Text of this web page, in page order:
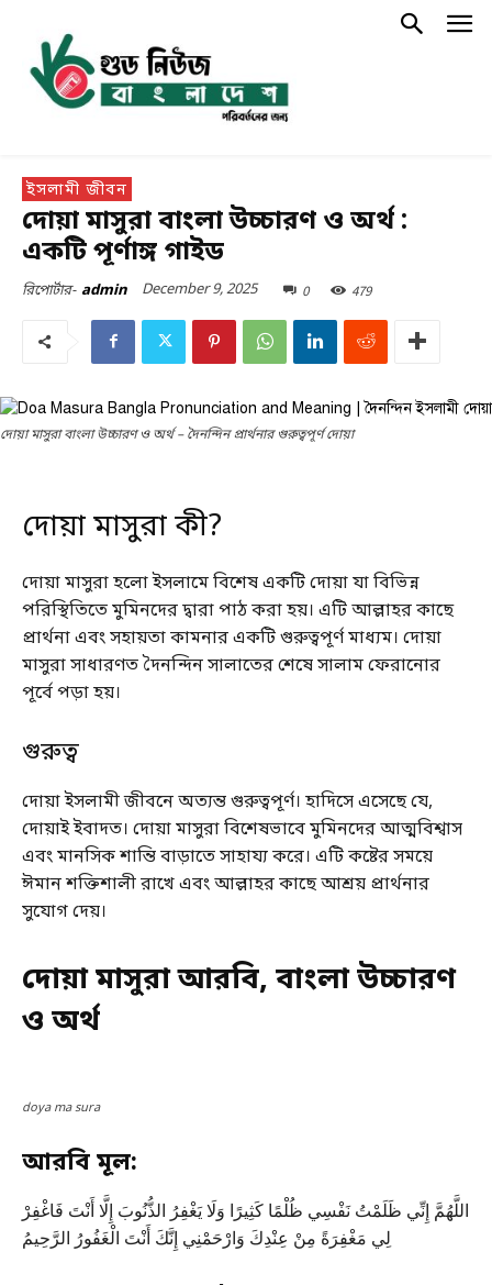
ইসলামী জীবন
দোয়া মাসুরা বাংলা উচ্চারণ ও অর্থ :
একটি পূর্ণাঙ্গ গাইড
রিপোর্টার- admin December 9, 2025 0 479
দোয়া মাসুরা বাংলা উচ্চারণ ও অর্থ – দৈনন্দিন প্রার্থনার গুরুত্বপূর্ণ দোয়া
দোয়া মাসুরা কী?
দোয়া মাসুরা হলো ইসলামে বিশেষ একটি দোয়া যা বিভিন্ন
পরিস্থিতিতে মুমিনদের দ্বারা পাঠ করা হয়। এটি আল্লাহর কাছে
প্রার্থনা এবং সহায়তা কামনার একটি গুরুত্বপূর্ণ মাধ্যম। দোয়া
মাসুরা সাধারণত দৈনন্দিন সালাতের শেষে সালাম ফেরানোর
পূর্বে পড়া হয়।
গুরুত্ব
দোয়া ইসলামী জীবনে অত্যন্ত গুরুত্বপূর্ণ। হাদিসে এসেছে যে,
দোয়াই ইবাদত। দোয়া মাসুরা বিশেষভাবে মুমিনদের আত্মবিশ্বাস
এবং মানসিক শান্তি বাড়াতে সাহায্য করে। এটি কষ্টের সময়ে
ঈমান শক্তিশালী রাখে এবং আল্লাহর কাছে আশ্রয় প্রার্থনার
সুযোগ দেয়।
দোয়া মাসুরা আরবি, বাংলা উচ্চারণ
ও অর্থ
doya ma sura
আরবি মূল:
اللَّهُمَّ إِنِّي ظَلَمْتُ نَفْسِي ظُلْمًا كَثِيرًا وَلَا يَغْفِرُ الذُّنُوبَ إِلَّا أَنْتَ فَاغْفِرْ
لِي مَغْفِرَةً مِنْ عِنْدِكَ وَارْحَمْنِي إِنَّكَ أَنْتَ الْغَفُورُ الرَّحِيمُ